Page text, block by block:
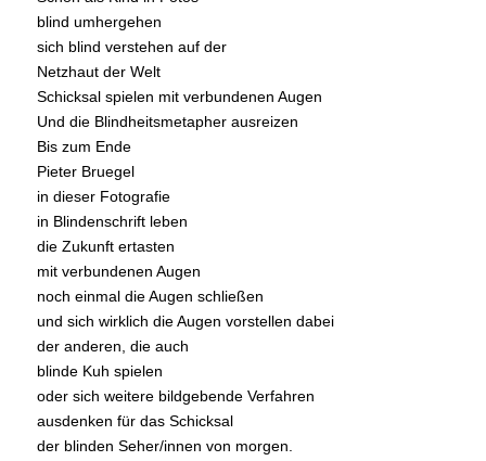
blind umhergehen
sich blind verstehen auf der
Netzhaut der Welt
Schicksal spielen mit verbundenen Augen
Und die Blindheitsmetapher ausreizen
Bis zum Ende
Pieter Bruegel
in dieser Fotografie
in Blindenschrift leben
die Zukunft ertasten
mit verbundenen Augen
noch einmal die Augen schließen
und sich wirklich die Augen vorstellen dabei
der anderen, die auch
blinde Kuh spielen
oder sich weitere bildgebende Verfahren
ausdenken für das Schicksal
der blinden Seher/innen von morgen.